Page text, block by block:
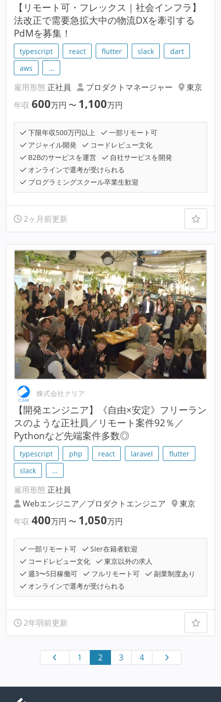
【リモート可・フレックス｜社会インフラ】
法改正で需要急拡大中の物流DXを牽引する
PdMを募集！
typescript react flutter slack
dart
aws
…
雇用形態 正社員 プロダクトマネージャー
東京
年収 600万円 〜 1,100万円
下限年収500万円以上
一部リモート可
アジャイル開発
コードレビュー文化
B2Bのサービスを運営
自社サービスを開発
オンラインで選考が受けられる
プログラミングスクール卒業生歓迎
2ヶ月前更新
株式会社クリア
【開発エンジニア】《自由×安定》フリーラン
スのような正社員／リモート案件92％／
Pythonなど先端案件多数◎
typescript php react laravel
flutter
slack
…
雇用形態 正社員
Webエンジニア／プロダクトエンジニア
東京
年収 400万円 〜 1,050万円
一部リモート可
SIer在籍者歓迎
コードレビュー文化
東京以外の求人
週3〜5日稼働可
フルリモート可
副業制度あり
オンラインで選考が受けられる
2年弱前更新
1 2 3 4